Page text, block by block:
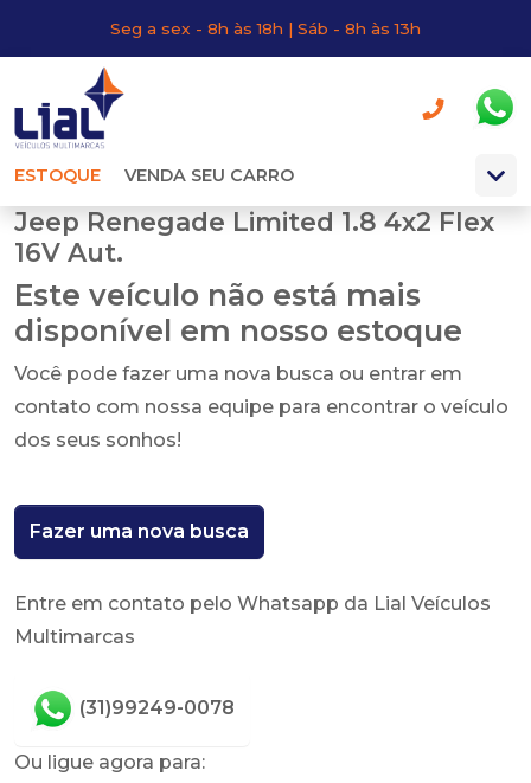
Seg a sex - 8h às 18h | Sáb - 8h às 13h
ESTOQUE VENDA SEU CARRO
Jeep Renegade Limited 1.8 4x2 Flex
16V Aut.
Este veículo não está mais
disponível em nosso estoque
Você pode fazer uma nova busca ou entrar em
contato com nossa equipe para encontrar o veículo
dos seus sonhos!
Fazer uma nova busca
Entre em contato pelo Whatsapp da Lial Veículos
Multimarcas
(31)99249-0078
Ou ligue agora para: